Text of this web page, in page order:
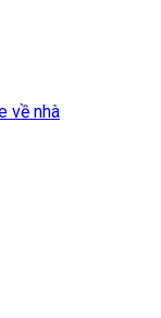
về nhà